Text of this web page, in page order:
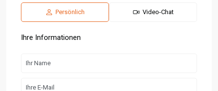
Persönlich Video-Chat
Ihre Informationen